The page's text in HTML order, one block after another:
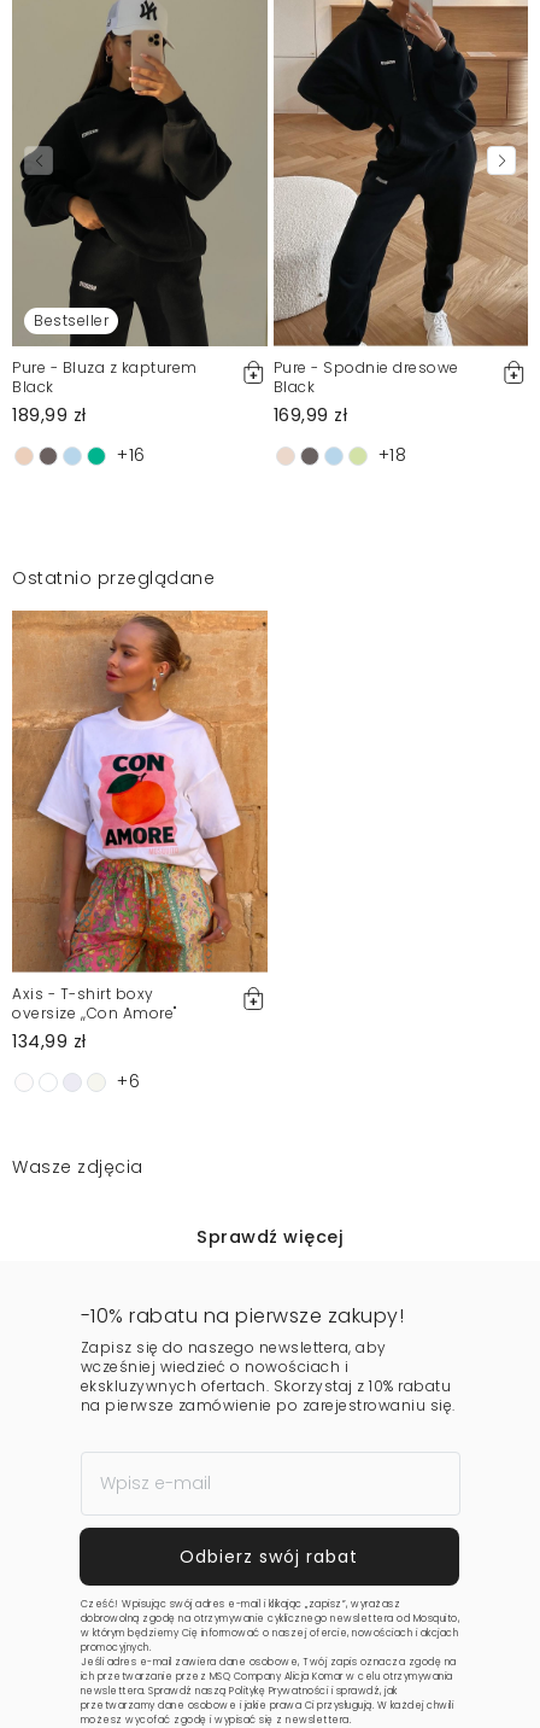
Bestseller
Pure - Bluza z kapturem
Black
189,99 zł
+16
Pure - Spodnie dresowe
Black
169,99 zł
+18
Ostatnio przeglądane
Axis - T-shirt boxy
oversize ,,Con Amore"
134,99 zł
+6
Wasze zdjęcia
Sprawdź więcej
-10% rabatu na pierwsze zakupy!
Zapisz się do naszego newslettera, aby
wcześniej wiedzieć o nowościach i
ekskluzywnych ofertach. Skorzystaj z 10% rabatu
na pierwsze zamówienie po zarejestrowaniu się.
Cześć! Wpisując swój adres e-mail i klikając „zapisz”, wyrażasz
dobrowolną zgodę na otrzymywanie cyklicznego newslettera od Mosquito,
w którym będziemy Cię informować o naszej ofercie, nowościach i akcjach
promocyjnych.
Jeśli adres e-mail zawiera dane osobowe, Twój zapis oznacza zgodę na
ich przetwarzanie przez MSQ Company Alicja Komar w celu otrzymywania
newslettera. Sprawdź naszą Politykę Prywatności i sprawdź, jak
przetwarzamy dane osobowe i jakie prawa Ci przysługują. W każdej chwili
możesz wycofać zgodę i wypisać się z newslettera.